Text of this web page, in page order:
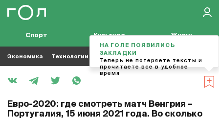
Спорт Культура Жизнь
Экономика Технологии Кино Футбол
Евро-2020: где смотреть матч Венгрия –
Португалия, 15 июня 2021 года. Во сколько
НА ГОЛЕ ПОЯВИЛИСЬ
ЗАКЛАДКИ
Теперь не потеряете тексты и
прочитаете все в удобное
время